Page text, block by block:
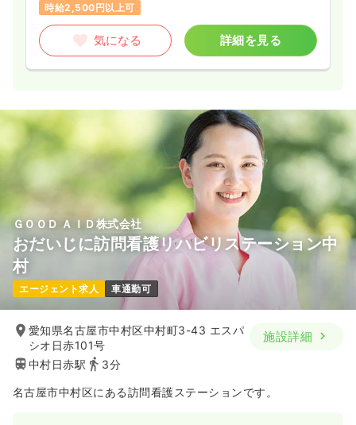
時給2,500円以上可
気になる 詳細を見る
ＧＯＯＤ ＡＩＤ株式会社
おだいじに訪問看護リハビリステーション中
村
エージェント求人 車通勤可
愛知県名古屋市中村区中村町3-43 エスパ
シオ日赤101号
中村日赤駅
3分
施設詳細
名古屋市中村区にある訪問看護ステーションです。